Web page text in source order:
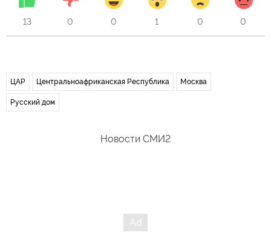
13 0 0 1 0 0
ЦАР Центральноафриканская Республика Москва
Русский дом
Новости СМИ2